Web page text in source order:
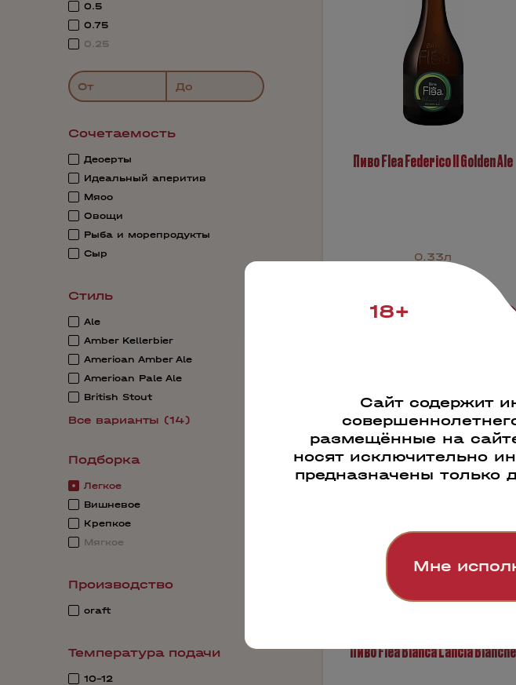
0.5
0.75
0.25
От До
Сочетаемость
Десерты
Идеальный аперитив
Мясо
Овощи
Рыба и морепродукты
Сыр
Стиль
Ale
Amber Kellerbier
American Amber Ale
American Pale Ale
British Stout
Все варианты (14)
Подборка
Легкое
Вишневое
Крепкое
Мягкое
Производство
craft
Температура подачи
10-12
Пиво Flea Federico II Golden Ale
0.33л
Пиво Flea Bianca Lancia Blanche
18+
Сайт содержит
размещённые на
носят исключительно
предназначены только
Мне